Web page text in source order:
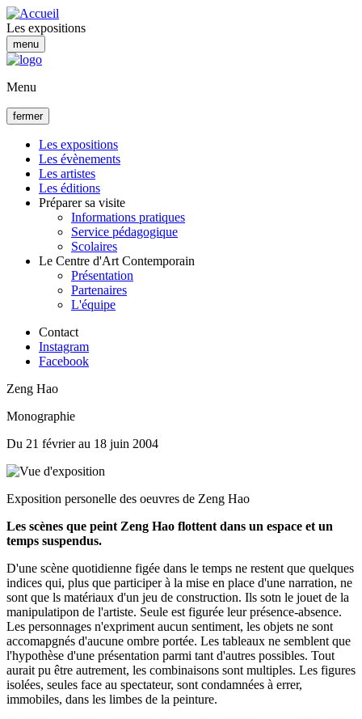
Aller
au
contenu
principal
Les expositions
menu
Menu
fermer
Navigation
principale
Les expositions
Les évènements
Les artistes
Les éditions
Préparer sa visite
Informations pratiques
Service pédagogique
Scolaires
Le Centre d'Art Contemporain
Présentation
Partenaires
L'équipe
Contact
Instagram
Facebook
Zeng Hao
Monographie
Du 21 février au 18 juin 2004
Exposition personelle des oeuvres de Zeng Hao
Les scènes que peint Zeng Hao flottent dans un espace et un
temps suspendus.
D'une scène quotidienne figée dans le temps ne restent que quelques
indices qui, plus que participer à la mise en place d'une narration, ne
sont que ls matériaux d'un jeu de construction. Ils sotn le jouet de la
manipulatipon de l'artiste. Seule est figurée leur présence-absence.
Les personnages n'expriment aucun sentiment, les objets ne sont
accomapgnés d'aucune ombre portée. Les tableaux ne semblent que
l'hypothèse d'une présentation parmi tant d'autres possibles. Tout
aurait pu être autrement, les combinaisons sont multiples. Les figures
isolées, seules face au spectateur, sont condamnées à errer,
immobiles, dans les limbes de la peinture.